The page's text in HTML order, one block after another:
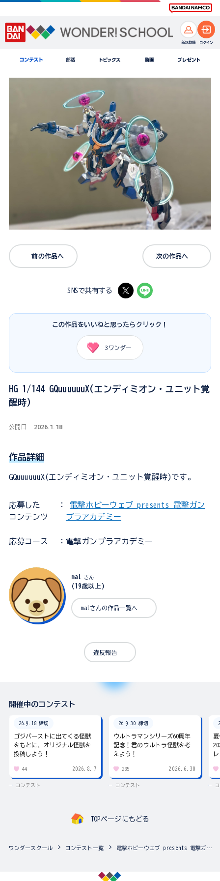
前の作品へ 次の作品へ
SNSで共有する
この作品をいいねと思ったらクリック！
3 ワンダー
HG 1/144 GQuuuuuuX(エンディミオン・ユニット覚
醒時)
公開日 2026.1.18
作品詳細
GQuuuuuuX(エンディミオン・ユニット覚醒時)です。
応募した
コンテンツ
：電撃ホビーウェブ presents 電撃ガン
プラアカデミー
応募コース ：電撃ガンプラアカデミー
mal さん
(19歳以上)
malさんの作品一覧へ
違反報告
開催中のコンテスト
26.9.18 締切
ゴジバーストに出てくる怪獣
をもとに、オリジナル怪獣を
投稿しよう！
44 2026.8.7
コンテスト
26.9.30 締切
ウルトラマンシリーズ60周年
記念！君のウルトラ怪獣を考
えよう！
285 2026.6.30
コンテスト
TOPページにもどる
ワンダースクール コンテスト一覧 電撃ホビーウェブ presents 電撃ガンプラアカデミー